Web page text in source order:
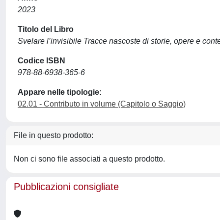
2023
Titolo del Libro
Svelare l’invisibile Tracce nascoste di storie, opere e
Codice ISBN
978-88-6938-365-6
Appare nelle tipologie:
02.01 - Contributo in volume (Capitolo o Saggio)
File in questo prodotto:
Non ci sono file associati a questo prodotto.
Pubblicazioni consigliate